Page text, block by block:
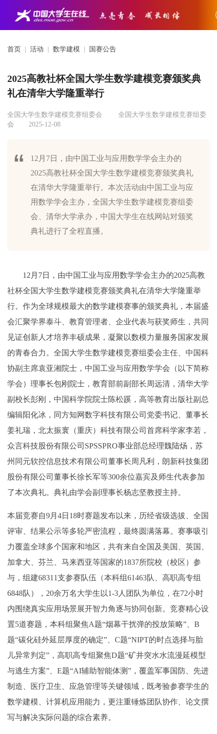
首页 活动 数学建模 国赛公告
2025高教社杯全国大学生数学建模竞赛颁奖典
礼在清华大学隆重举行
全国大学生数学建模竞赛组委会
全国大学生数学建模竞赛组委
会
2025-12-08
12月7日，由中国工业与应用数学学会主办的
2025高教社杯全国大学生数学建模竞赛颁奖典礼
在清华大学隆重举行。本次活动由中国工业与应
用数学学会主办，全国大学生数学建模竞赛组委
会、清华大学承办，中国大学生在线网站对颁奖
典礼进行了全程直播。
12月7日，由中国工业与应用数学学会主办的2025高教
社杯全国大学生数学建模竞赛颁奖典礼在清华大学隆重举
行。作为全球规模最大的数学建模赛事的颁奖典礼，本届盛
会汇聚学界泰斗、教育管理者、企业代表与获奖师生，共同
见证创新人才培养丰硕成果，凝聚以数模力量服务国家发展
的青春合力。全国大学生数学建模竞赛组委会主任、中国科
协副主席袁亚湘院士，中国工业与应用数学学会（以下简称
学会）理事长包刚院士，教育部前副部长周远清，清华大学
副校长彭刚，中国科学院院士陈松蹊，高等教育出版社副总
编辑阳化冰，同方知网数字科技有限公司党委书记、董事长
姜礼瑞，北太振寰（重庆）科技有限公司首席科学家李若，
众言科技股份有限公司SPSSPRO事业部总经理魏陆炀，苏
州同元软控信息技术有限公司董事长周凡利，朗新科技集团
股份有限公司董事长徐长军等300余位嘉宾及师生代表参加
了本次典礼。典礼由学会副理事长杨志坚教授主持。
本届竞赛自9月4日18时赛题发布以来，历经省级选拔、全国
评审、结果公示等多轮严密流程，最终圆满落幕。赛事吸引
力覆盖全球多个国家和地区，共有来自全国及美国、英国、
加拿大、芬兰、马来西亚等国家的1837所院校（校区）参
与，组建68311支参赛队伍（本科组61463队、高职高专组
6848队），20余万名大学生以1-3人团队为单位，在72小时
内围绕真实应用场景展开智力角逐与协同创新。竞赛精心设
置5道赛题，本科组聚焦A题“烟幕干扰弹的投放策略”、B
题“碳化硅外延层厚度的确定”、C题“NIPT的时点选择与胎
儿异常判定”，高职高专组聚焦D题“矿井突水水流漫延模型
与逃生方案”、E题“AI辅助智能体测”，覆盖军事国防、先进
制造、医疗卫生、应急管理等关键领域，既考验参赛学生的
数学建模、计算机应用能力，更注重锤炼团队协作、论文撰
写与解决实际问题的综合素养。